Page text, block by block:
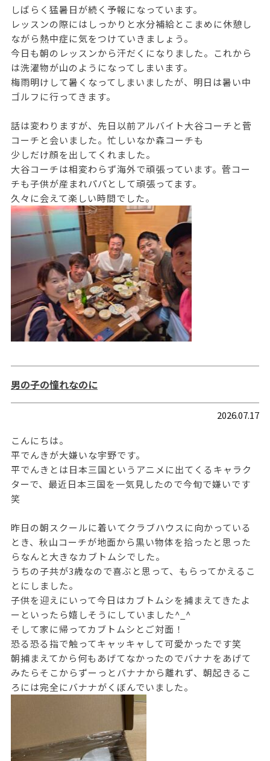
しばらく猛暑日が続く予報になっています。
レッスンの際にはしっかりと水分補給とこまめに休憩し
ながら熱中症に気をつけていきましょう。
今日も朝のレッスンから汗だくになりました。これから
は洗濯物が山のようになってしまいます。
梅雨明けして暑くなってしまいましたが、明日は暑い中
ゴルフに行ってきます。
話は変わりますが、先日以前アルバイト大谷コーチと菅
コーチと会いました。忙しいなか森コーチも
少しだけ顔を出してくれました。
大谷コーチは相変わらず海外で頑張っています。菅コー
チも子供が産まれパパとして頑張ってます。
久々に会えて楽しい時間でした。
男の子の憧れなのに
2026.07.17
こんにちは。
平でんきが大嫌いな宇野です。
平でんきとは日本三国というアニメに出てくるキャラク
ターで、最近日本三国を一気見したので今旬で嫌いです
笑
昨日の朝スクールに着いてクラブハウスに向かっている
とき、秋山コーチが地面から黒い物体を拾ったと思った
らなんと大きなカブトムシでした。
うちの子共が3歳なので喜ぶと思って、もらってかえるこ
とにしました。
子供を迎えにいって今日はカブトムシを捕まえてきたよ
ーといったら嬉しそうにしていました^_^
そして家に帰ってカブトムシとご対面！
恐る恐る指で触ってキャッキャして可愛かったです笑
朝捕まえてから何もあげてなかったのでバナナをあげて
みたらそこからずーっとバナナから離れず、朝起きるこ
ろには完全にバナナがくぼんでいました。